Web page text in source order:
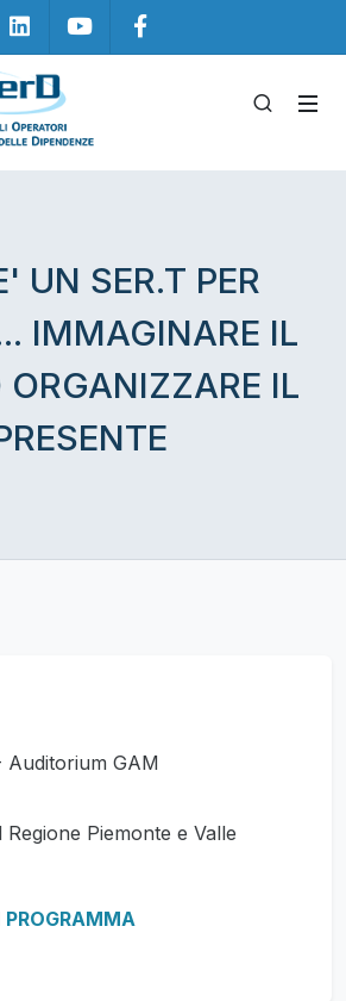
Linkedin Youtube
UN SER.T PER
IMMAGINARE IL
ORGANIZZARE IL
Auditorium GAM
Regione Piemonte e Valle
PROGRAMMA